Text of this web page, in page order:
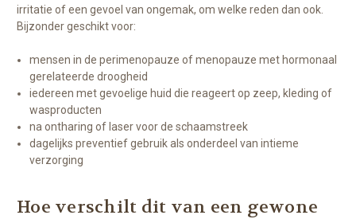
irritatie of een gevoel van ongemak, om welke reden dan ook.
Bijzonder geschikt voor:
mensen in de perimenopauze of menopauze met hormonaal
gerelateerde droogheid
iedereen met gevoelige huid die reageert op zeep, kleding of
wasproducten
na ontharing of laser voor de schaamstreek
dagelijks preventief gebruik als onderdeel van intieme
verzorging
Hoe verschilt dit van een gewone